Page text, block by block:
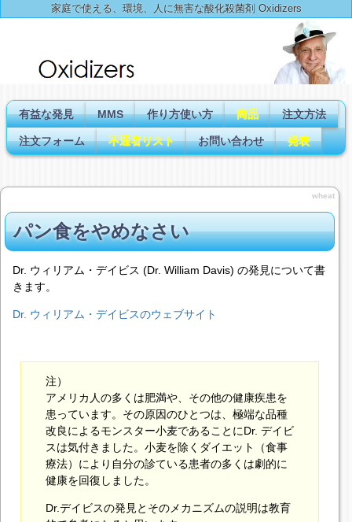
家庭で使える、環境、人に無害な酸化殺菌剤 Oxidizers
有益な発見 MMS 作り方使い方 商品 注文方法
注文フォーム 不通者リスト お問い合わせ 発表
wheat
パン食をやめなさい
Dr. ウィリアム・デイビス (Dr. William Davis) の発見について書
きます。
Dr. ウィリアム・デイビスのウェブサイト
注）
アメリカ人の多くは肥満や、その他の健康疾患を
患っています。その原因のひとつは、極端な品種
改良によるモンスター小麦であることにDr. デイビ
スは気付きました。小麦を除くダイエット（食事
療法）により自分の診ている患者の多くは劇的に
健康を回復しました。
Dr.デイビスの発見とそのメカニズムの説明は教育